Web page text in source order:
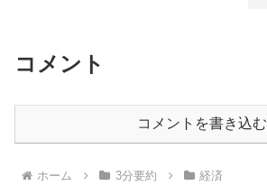
コメント
コメントを書き込む
ホーム 3分要約 経済